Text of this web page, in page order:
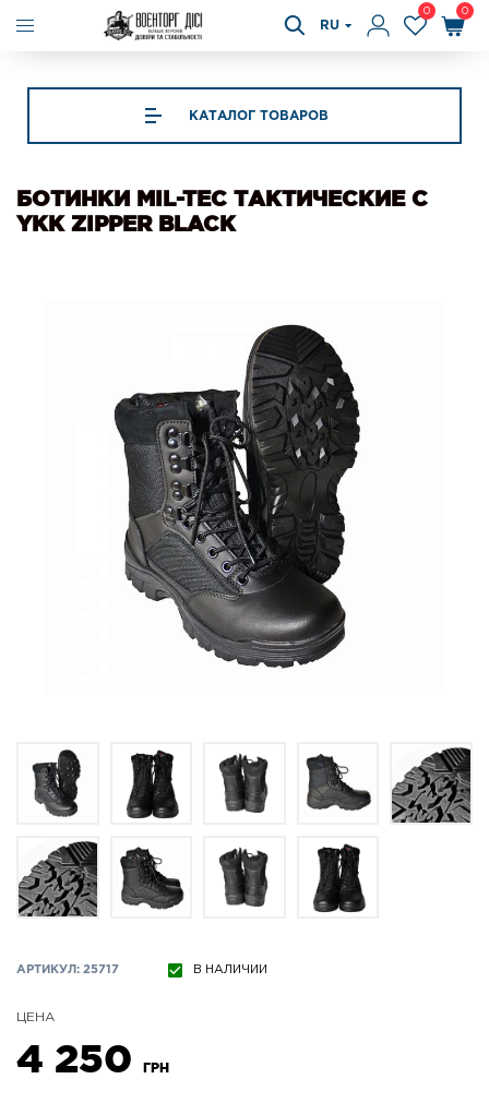
RU
0 0
КАТАЛОГ ТОВАРОВ
БОТИНКИ MIL-TEC ТАКТИЧЕСКИЕ С
YKK ZIPPER BLACK
АРТИКУЛ: 25717 В НАЛИЧИИ
ЦЕНА
4 250 ГРН